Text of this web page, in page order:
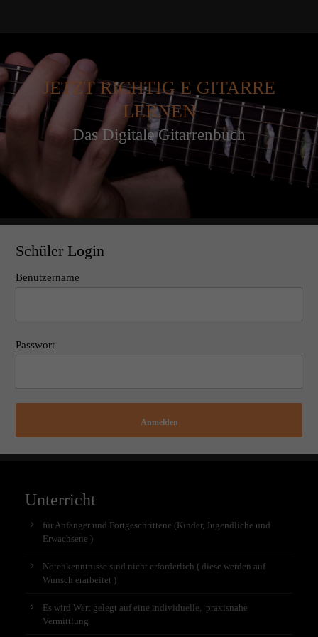
JETZT RICHTIG E GITARRE
LERNEN
Das Digitale Gitarrenbuch
Schüler Login
Benutzername
Passwort
Anmelden
Unterricht
für Anfänger und Fortgeschrittene (Kinder, Jugendliche und
Erwachsene )
Notenkenntnisse sind nicht erforderlich ( diese werden auf
Wunsch erarbeitet )
Es wird Wert gelegt auf eine individuelle, praxisnahe
Vermittlung